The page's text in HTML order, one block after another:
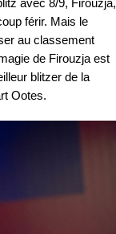
férir. Mais le
au classement
de Firouzja est
blitzer de la
Ootes.